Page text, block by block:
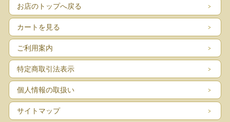
お店のトップへ戻る
カートを見る
ご利用案内
特定商取引法表示
個人情報の取扱い
サイトマップ